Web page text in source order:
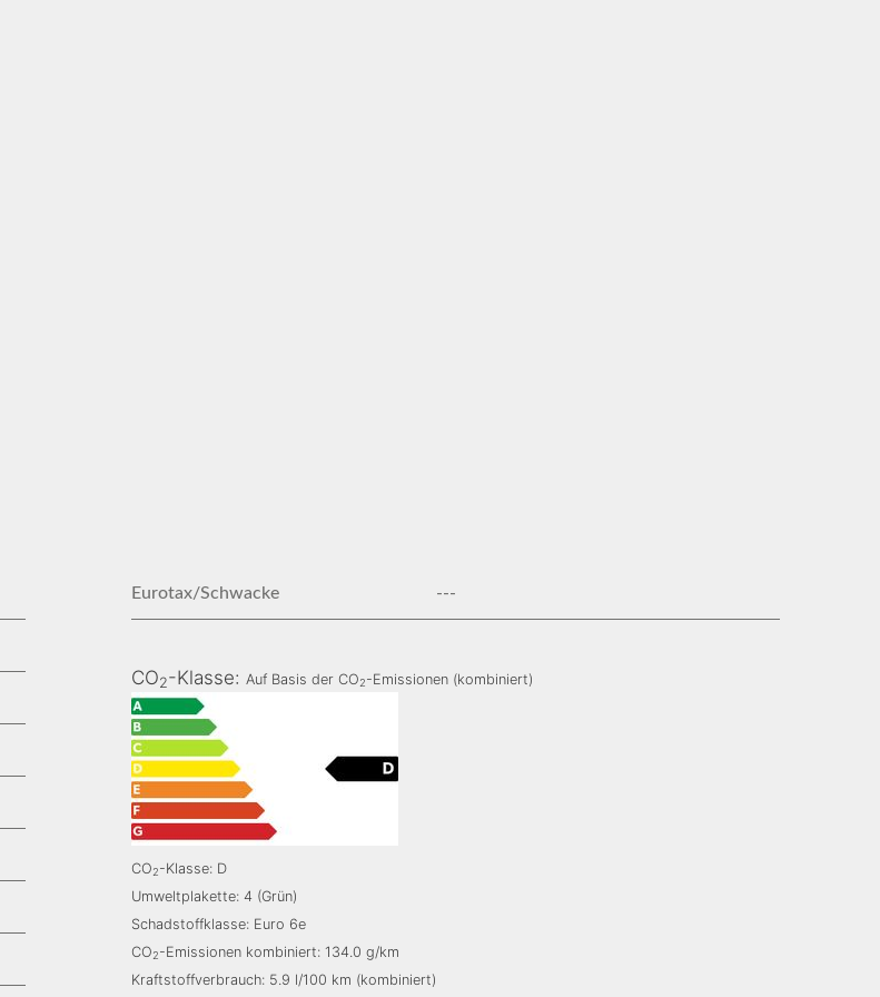
Eurotax/Schwacke ---
CO2-Klasse: Auf Basis der CO2-Emissionen (kombiniert)
CO2-Klasse: D
Umweltplakette: 4 (Grün)
Schadstoffklasse: Euro 6e
CO2-Emissionen kombiniert: 134.0 g/km
Kraftstoffverbrauch: 5.9 l/100 km (kombiniert)